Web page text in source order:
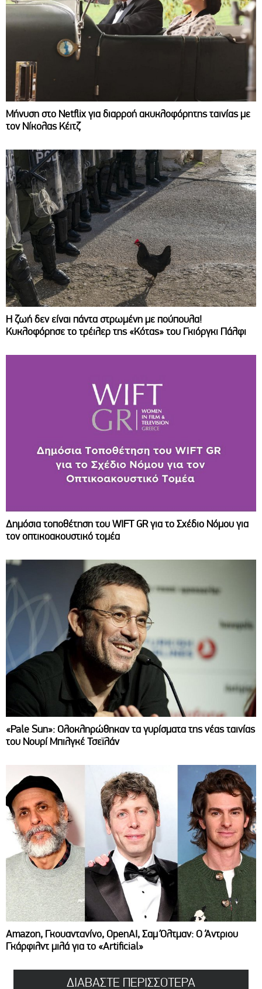
Μήνυση στο Netflix για διαρροή ακυκλοφόρητης ταινίας με
τον Νίκολας Κέιτζ
Η ζωή δεν είναι πάντα στρωμένη με πούπουλα!
Κυκλοφόρησε το τρέιλερ της «Κότας» του Γκιόργκι Πάλφι
Δημόσια τοποθέτηση του WIFT GR για το Σχέδιο Νόμου για
τον οπτικοακουστικό τομέα
«Pale Sun»: Ολοκληρώθηκαν τα γυρίσματα της νέας ταινίας
του Νουρί Μπιλγκέ Τσεϊλάν
Amazon, Γκουαντανίνο, OpenAI, Σαμ Όλτμαν: Ο Άντριου
Γκάρφιλντ μιλά για το «Artificial»
ΔΙΑΒΑΣΤΕ ΠΕΡΙΣΣΟΤΕΡΑ